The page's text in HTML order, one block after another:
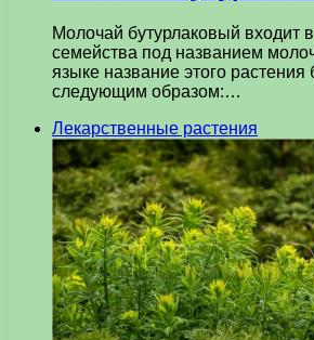
Молочай бутурлаковый входит
семейства под названием
языке название этого растения
следующим образом:…
Лекарственные растения